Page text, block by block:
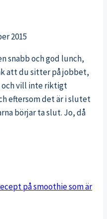
2015
snabb och god lunch,
att du sitter på jobbet,
och vill inte riktigt
eftersom det är i slutet
börjar ta slut. Jo, då